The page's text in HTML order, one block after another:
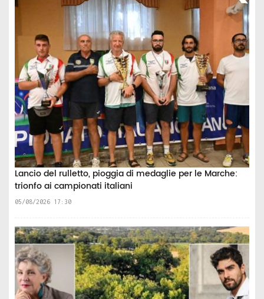
Lancio del rulletto, pioggia di medaglie per le Marche:
trionfo ai campionati italiani
05/08/2026 17:30